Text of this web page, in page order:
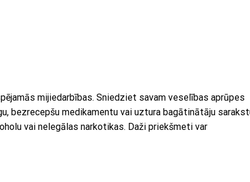
mijiedarbības. Sniedziet savam veselības aprūpes
bezrecepšu medikamentu vai uztura bagātinātāju
vai nelegālas narkotikas. Daži priekšmeti var